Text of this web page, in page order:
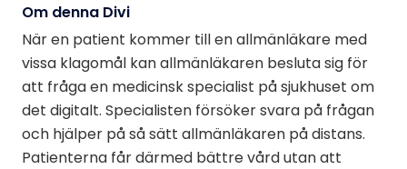
Om denna Divi
När en patient kommer till en allmänläkare med
vissa klagomål kan allmänläkaren besluta sig för
att fråga en medicinsk specialist på sjukhuset om
det digitalt. Specialisten försöker svara på frågan
och hjälper på så sätt allmänläkaren på distans.
Patienterna får därmed bättre vård utan att